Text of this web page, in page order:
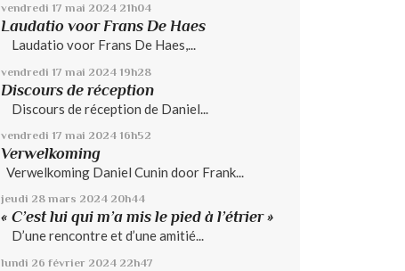
vendredi 17 mai 2024 21h04
Laudatio voor Frans De Haes
Laudatio voor Frans De Haes,...
vendredi 17 mai 2024 19h28
Discours de réception
Discours de réception de Daniel...
vendredi 17 mai 2024 16h52
Verwelkoming
Verwelkoming Daniel Cunin door Frank...
jeudi 28 mars 2024 20h44
« C’est lui qui m’a mis le pied à l’étrier »
D’une rencontre et d’une amitié...
lundi 26 février 2024 22h47